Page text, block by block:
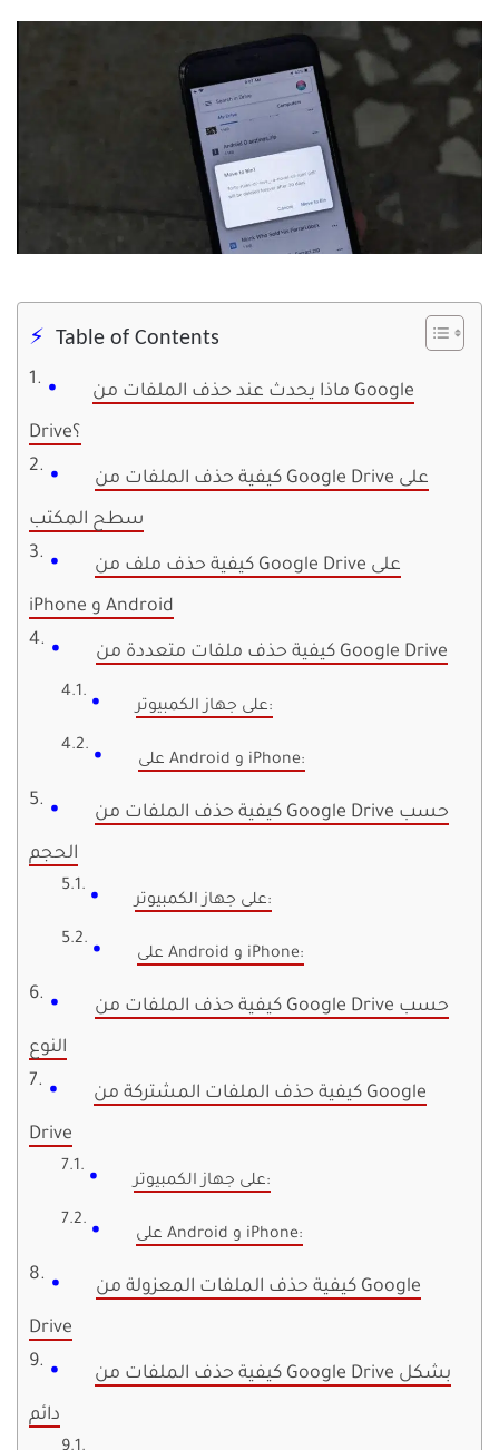
Table of Contents
ماذا يحدث عند حذف الملفات من Google
Drive؟
كيفية حذف الملفات من Google Drive على
سطح المكتب
كيفية حذف ملف من Google Drive على
iPhone و Android
كيفية حذف ملفات متعددة من Google Drive
على جهاز الكمبيوتر:
على Android و iPhone:
كيفية حذف الملفات من Google Drive حسب
الحجم
على جهاز الكمبيوتر:
على Android و iPhone:
كيفية حذف الملفات من Google Drive حسب
النوع
كيفية حذف الملفات المشتركة من Google
Drive
على جهاز الكمبيوتر:
على Android و iPhone:
كيفية حذف الملفات المعزولة من Google
Drive
كيفية حذف الملفات من Google Drive بشكل
دائم